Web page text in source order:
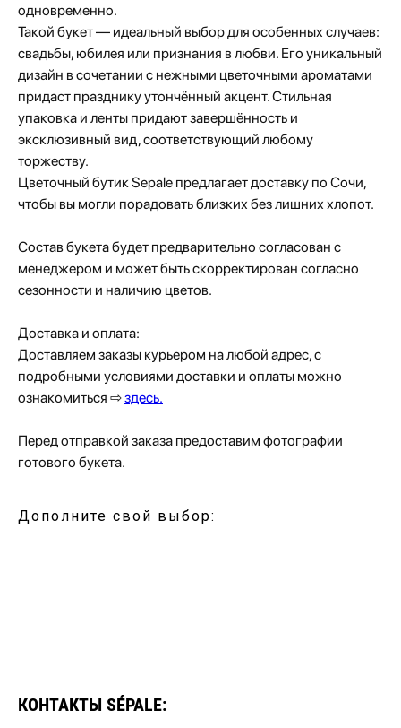
одновременно.
Такой букет — идеальный выбор для особенных случаев:
свадьбы, юбилея или признания в любви. Его уникальный
дизайн в сочетании с нежными цветочными ароматами
придаст празднику утончённый акцент. Стильная
упаковка и ленты придают завершённость и
эксклюзивный вид, соответствующий любому
торжеству.
Цветочный бутик Sepale предлагает доставку по Сочи,
чтобы вы могли порадовать близких без лишних хлопот.
Состав букета будет предварительно согласован с
менеджером и может быть скорректирован согласно
сезонности и наличию цветов.
Доставка и оплата:
Доставляем заказы курьером на любой адрес, с
подробными условиями доставки и оплаты можно
ознакомиться ⇨здесь.
Перед отправкой заказа предоставим фотографии
готового букета.
Дополните свой выбор:
КОНТАКТЫ SÉPALE: